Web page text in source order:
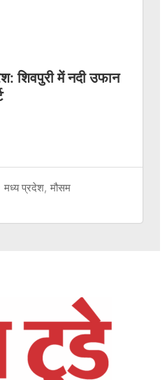
शिवपुरी में नदी उफान
मध्य प्रदेश, मौसम